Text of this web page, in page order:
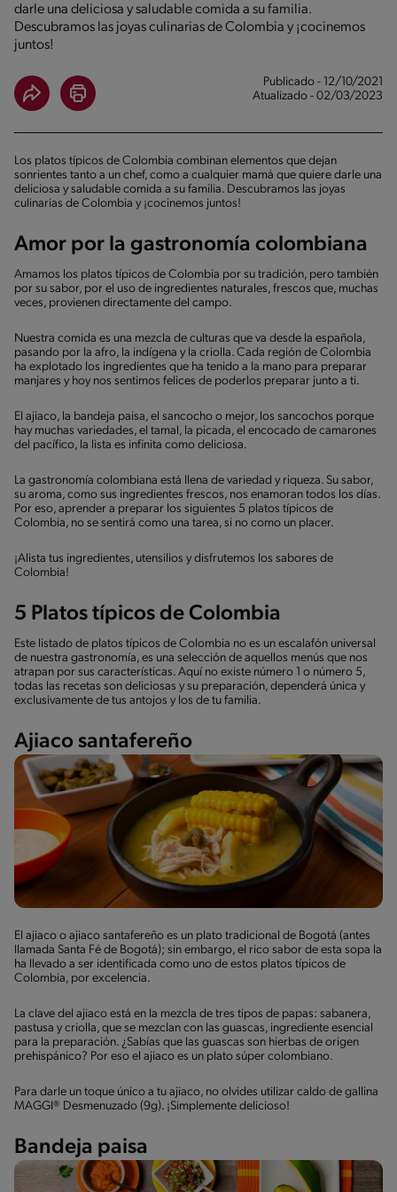
darle una deliciosa y saludable comida a su familia.
Descubramos las joyas culinarias de Colombia y ¡cocinemos
juntos!
Publicado - 12/10/2021
Atualizado - 02/03/2023
Los platos típicos de Colombia combinan elementos que dejan
sonrientes tanto a un chef, como a cualquier mamá que quiere darle una
deliciosa y saludable comida a su familia. Descubramos las joyas
culinarias de Colombia y ¡cocinemos juntos!
Amor por la gastronomía colombiana
Amamos los platos típicos de Colombia por su tradición, pero también
por su sabor, por el uso de ingredientes naturales, frescos que, muchas
veces, provienen directamente del campo.
Nuestra comida es una mezcla de culturas que va desde la española,
pasando por la afro, la indígena y la criolla. Cada región de Colombia
ha explotado los ingredientes que ha tenido a la mano para preparar
manjares y hoy nos sentimos felices de poderlos preparar junto a ti.
El ajiaco, la bandeja paisa, el sancocho o mejor, los sancochos porque
hay muchas variedades, el tamal, la picada, el encocado de camarones
del pacífico, la lista es infinita como deliciosa.
La gastronomía colombiana está llena de variedad y riqueza. Su sabor,
su aroma, como sus ingredientes frescos, nos enamoran todos los días.
Por eso, aprender a preparar los siguientes 5 platos típicos de
Colombia, no se sentirá como una tarea, si no como un placer.
¡Alista tus ingredientes, utensilios y disfrutemos los sabores de
Colombia!
5 Platos típicos de Colombia
Este listado de platos típicos de Colombia no es un escalafón universal
de nuestra gastronomía, es una selección de aquellos menús que nos
atrapan por sus características. Aquí no existe número 1 o número 5,
todas las recetas son deliciosas y su preparación, dependerá única y
exclusivamente de tus antojos y los de tu familia.
Ajiaco santafereño
El ajiaco o ajiaco santafereño es un plato tradicional de Bogotá (antes
llamada Santa Fé de Bogotá); sin embargo, el rico sabor de esta sopa la
ha llevado a ser identificada como uno de estos platos típicos de
Colombia, por excelencia.
La clave del ajiaco está en la mezcla de tres tipos de papas: sabanera,
pastusa y criolla, que se mezclan con las guascas, ingrediente esencial
para la preparación. ¿Sabías que las guascas son hierbas de origen
prehispánico? Por eso el ajiaco es un plato súper colombiano.
Para darle un toque único a tu ajiaco, no olvides utilizar caldo de gallina
MAGGI® Desmenuzado (9g). ¡Simplemente delicioso!
Bandeja paisa